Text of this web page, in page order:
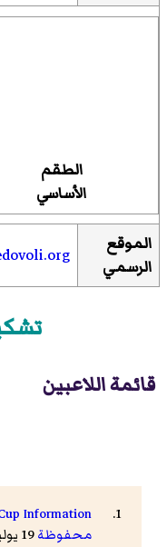
الطقم
الأساسي
الموقع
الرسمي
قائمة اللاعبين
Information
محفوظة